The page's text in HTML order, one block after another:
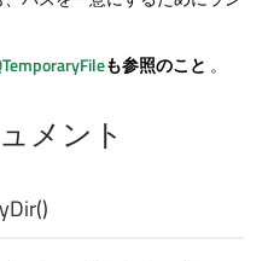
も参照のこと 。
メント
()